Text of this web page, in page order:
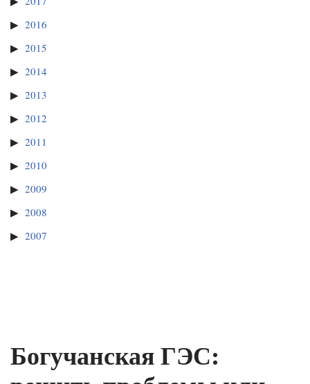
2016
2015
2014
2013
2012
2011
2010
2009
2008
2007
Богучанская ГЭС: